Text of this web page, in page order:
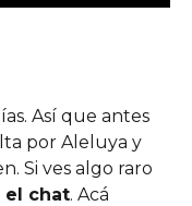
Así que antes
por Aleluya y
Si ves algo raro
el chat. Acá